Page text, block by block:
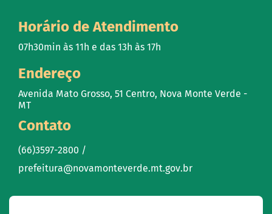
Horário de Atendimento
07h30min às 11h e das 13h às 17h
Endereço
Avenida Mato Grosso, 51 Centro, Nova Monte Verde -
MT
Contato
(66)3597-2800 /
prefeitura@novamonteverde.mt.gov.br